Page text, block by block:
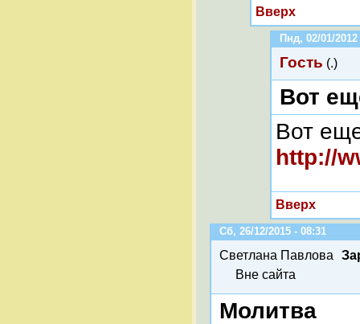
Вверх
Пнд, 02/01/2012
Гость (.)
Вот
Вот
http://
Вверх
Сб, 26/12/2015 - 08:31
Светлана Павлова
Вне сайта
Молитва